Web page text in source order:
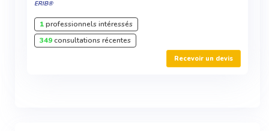
ERIB®
1professionnels intéressés
349consultations récentes
Recevoir un devis